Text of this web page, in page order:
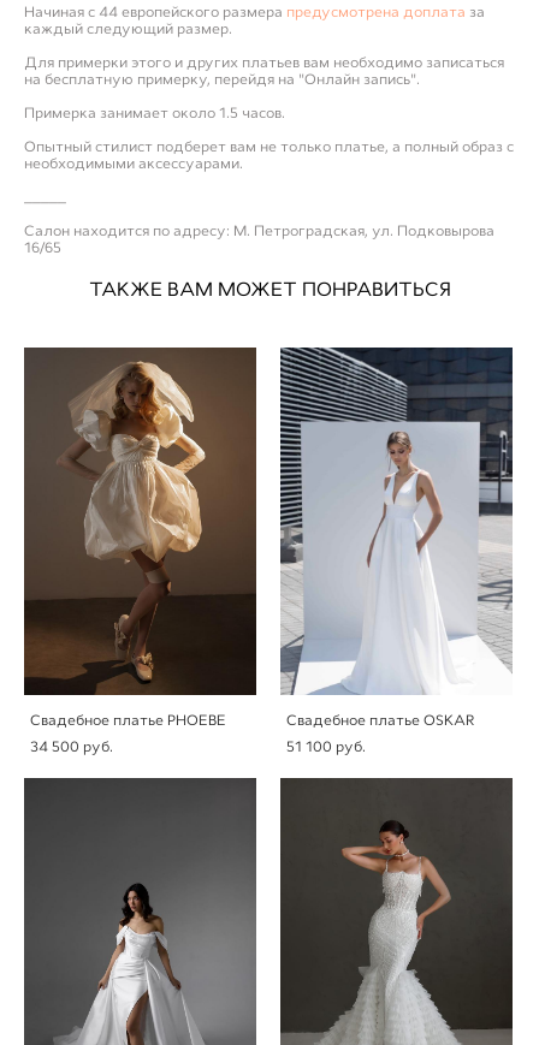
Начиная с 44 европейского размера предусмотрена доплата за
каждый следующий размер.
Для примерки этого и других платьев вам необходимо записаться
на бесплатную примерку, перейдя на "Онлайн запись".
Примерка занимает около 1.5 часов.
Опытный стилист подберет вам не только платье, а полный образ с
необходимыми аксессуарами.
Салон находится по адресу: М. Петроградская, ул. Подковырова
16/65
ТАКЖЕ ВАМ МОЖЕТ ПОНРАВИТЬСЯ
Свадебное платье PHOEBE
34 500 pуб.
Свадебное платье OSKAR
51 100 pуб.